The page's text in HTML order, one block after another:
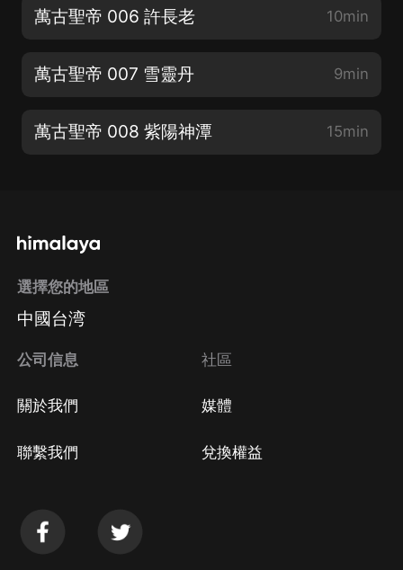
萬古聖帝 006 許長老 10min
萬古聖帝 007 雪靈丹 9min
萬古聖帝 008 紫陽神潭 15min
選擇您的地區
中國台湾
公司信息
關於我們
聯繫我們
社區
媒體
兌換權益